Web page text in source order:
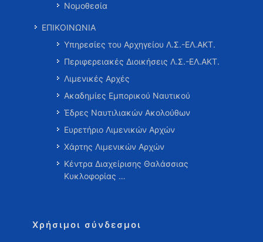
Νομοθεσία
ΕΠΙΚΟΙΝΩΝΙΑ
Υπηρεσίες του Αρχηγείου Λ.Σ.-ΕΛ.ΑΚΤ.
Περιφερειακές Διοικήσεις Λ.Σ.-ΕΛ.ΑΚΤ.
Λιμενικές Αρχές
Ακαδημίες Εμπορικού Ναυτικού
Έδρες Ναυτιλιακών Ακολούθων
Ευρετήριο Λιμενικών Αρχών
Χάρτης Λιμενικών Αρχών
Κέντρα Διαχείρισης Θαλάσσιας
Κυκλοφορίας …
Χρήσιμοι σύνδεσμοι